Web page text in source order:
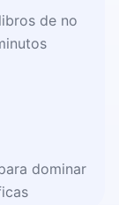
de no
dominar